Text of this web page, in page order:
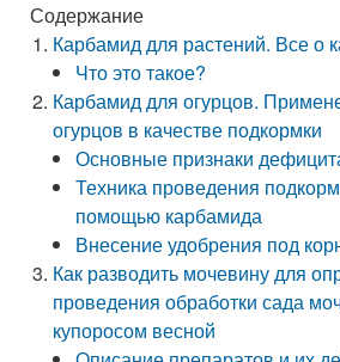
Содержание
Карбамид для растений. Все о
Что это такое?
Карбамид для огурцов.
огурцов в качестве подкормки
Основные признаки
Техника проведения
помощью карбамида
Внесение удобрения под
Как разводить мочевину для
проведения обработки сада
купоросом весной